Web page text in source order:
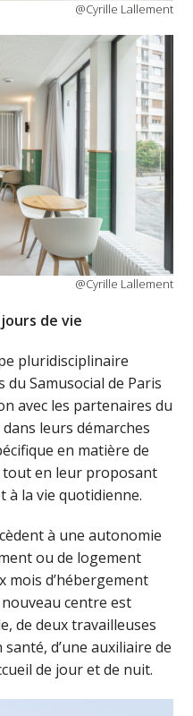
@Cyrille Lallement
@Cyrille Lallement
de vie
pluridisciplinaire
Samusocial de Paris
avec les partenaires du
leurs démarches
en matière de
tout en leur proposant
à la vie quotidienne.
à une autonomie
ou de logement
mois d’hébergement
nouveau centre est
de deux travailleuses
d’une auxiliaire de
de jour et de nuit.